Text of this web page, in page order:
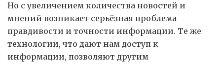
Но с увеличением количества новостей и
мнений возникает серьёзная проблема
правдивости и точности информации. Те же
технологии, что дают нам доступ к
информации, позволяют другим